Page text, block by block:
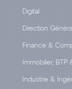
Digital
Direction
Finance &
Immobilier,
Industrie &